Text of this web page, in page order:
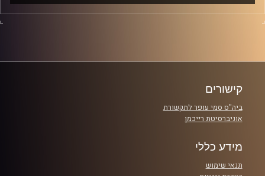
היום בפרק השוער הספרדי הטוב בעולם עלול להישאר מחוץ
קישורים
ביה"ס סמי עופר לתקשורת
אוניברסיטת רייכמן
מידע כללי
תנאי שימוש